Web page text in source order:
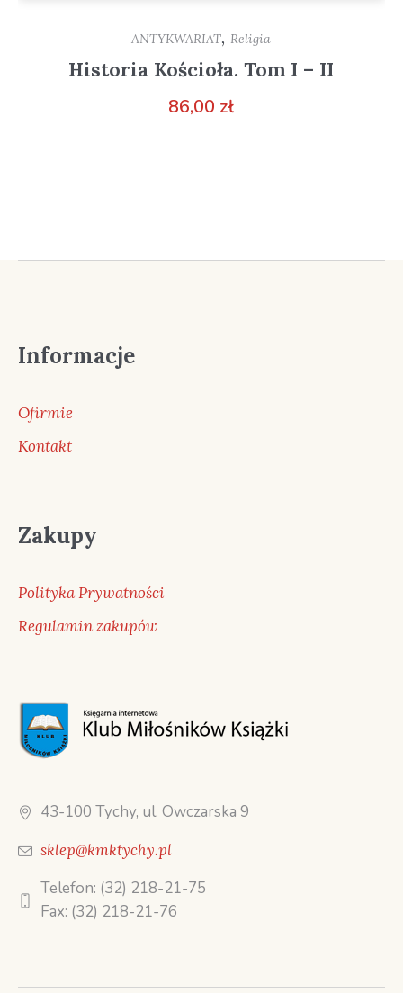
ANTYKWARIAT, Religia
Historia Kościoła. Tom I – II
86,00 zł
Informacje
Ofirmie
Kontakt
Zakupy
Polityka Prywatności
Regulamin zakupów
43-100 Tychy, ul. Owczarska 9
sklep@kmktychy.pl
Telefon: (32) 218-21-75
Fax: (32) 218-21-76